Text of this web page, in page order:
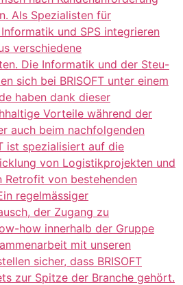
Als Spezialisten für
und SPS integrieren
verschiedene
Die Informatik und der Steu-
sich bei BRISOFT unter einem
haben dank dieser
Vorteile während der
auch beim nachfolgenden
ist spezialisiert auf die
von Logistikprojekten und
Retrofit von bestehenden
regelmässiger
der Zugang zu
how innerhalb der Gruppe
mit unseren
sicher, dass BRISOFT
zur Spitze der Branche gehört.